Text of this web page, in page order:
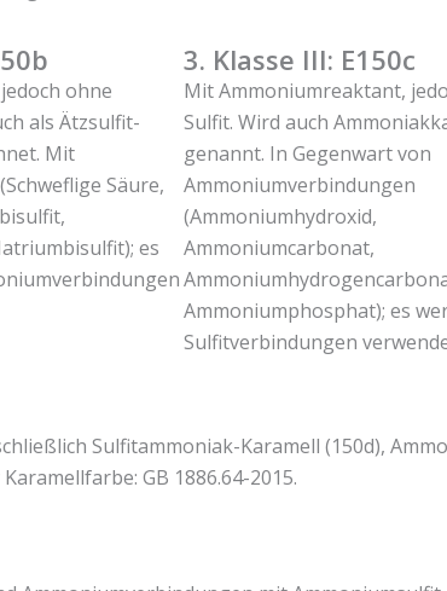
ohne
als Ätzsulfit-
Mit
Säure,
es
3. Klasse III: E150c
Mit Ammoniumreaktant,
Sulfit. Wird auch
genannt. In Gegenwart von
Ammoniumverbindungen
(Ammoniumhydroxid,
Ammoniumcarbonat,
Ammoniumphosphat); es
Sulfitverbindungen
Sulfitammoniak-Karamell (150d),
GB 1886.64-2015.